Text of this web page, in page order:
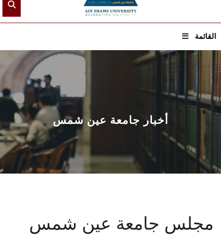
القائمة
الرئيسيـة
عن الجامعة
القطاعـات
الشئون الأكاديمية
البحث العلمي
المراكز والوحدات
أخبار جامعة عين شمس
مجلس جامعة عين شمس